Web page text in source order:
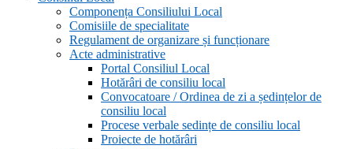
Componența Consiliului Local
Comisiile de specialitate
Regulament de organizare și funcționare
Acte administrative
Portal Consiliul Local
Hotărâri de consiliu local
Convocatoare / Ordinea de zi a ședințelor de
consiliu local
Procese verbale sedințe de consiliu local
Proiecte de hotărâri